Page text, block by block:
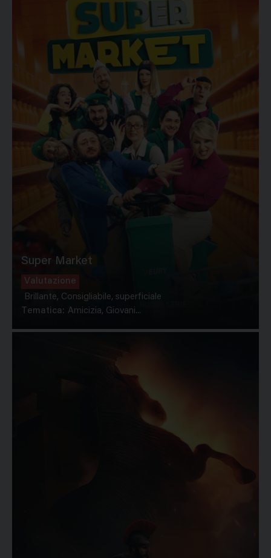
Super Market
Valutazione
Brillante, Consigliabile, superficiale
Tematica: Amicizia, Giovani...